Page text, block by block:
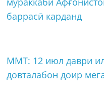
баррасӣ карданд
ММТ: 12 июл даври
довталабон доир